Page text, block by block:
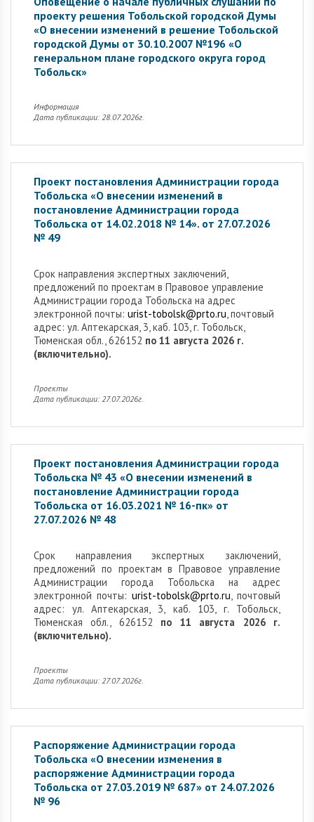
проекту решения Тобольской городской Думы
«О внесении изменений в решение Тобольской
городской Думы от 30.10.2007 №196 «О
генеральном плане городского округа город
Тобольск»
Информация
Дата публикации: 28.07.2026г.
Проект постановления Администрации города
Тобольска «О внесении изменений в
постановление Администрации города
Тобольска от 14.02.2018 № 14». от 27.07.2026
№ 49
Cрок направления экспертных заключений,
предложений по проектам в Правовое управление
Администрации города Тобольска на адрес
электронной почты: urist-tobolsk@prto.ru, почтовый
адрес: ул. Аптекарская, 3, каб. 103, г. Тобольск,
Тюменская обл., 626152 по 11 августа 2026 г.
(включительно).
Проекты
Дата публикации: 27.07.2026г.
Проект постановления Администрации города
Тобольска № 43 «О внесении изменений в
постановление Администрации города
Тобольска от 16.03.2021 № 16-пк» от
27.07.2026 № 48
Cрок направления экспертных заключений,
предложений по проектам в Правовое управление
Администрации города Тобольска на адрес
электронной почты: urist-tobolsk@prto.ru, почтовый
адрес: ул. Аптекарская, 3, каб. 103, г. Тобольск,
Тюменская обл., 626152 по 11 августа 2026 г.
(включительно).
Проекты
Дата публикации: 27.07.2026г.
Распоряжение Администрации города
Тобольска «О внесении изменения в
распоряжение Администрации города
Тобольска от 27.03.2019 № 687» от 24.07.2026
№ 96